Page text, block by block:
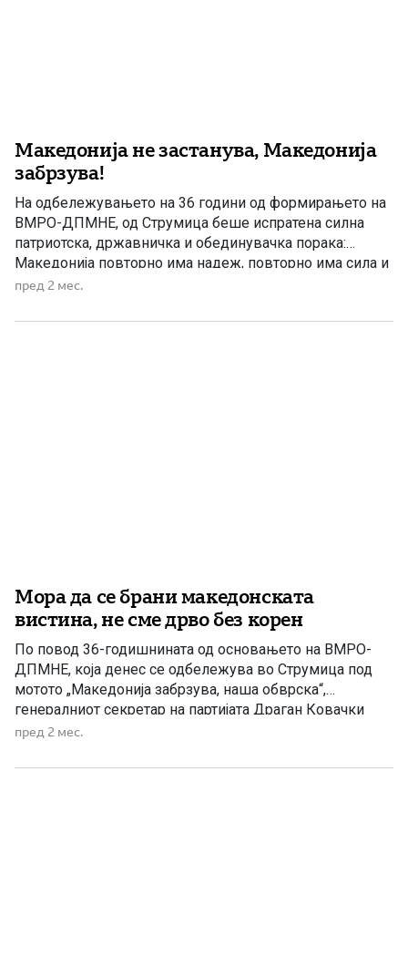
Македонија не застанува, Македонија
забрзува!
На одбележувањето на 36 години од формирањето на
ВМРО-ДПМНЕ, од Струмица беше испратена силна
патриотска, државничка и обединувачка порака:
Македонија повторно има надеж, повторно има сила и
повторно има народ кој верува во себе. Претседателот
својот говор порача дека овој јубилеј не е само
пред 2 мес.
Мора да се брани македонската
вистина, не сме дрво без корен
По повод 36-годишнината од основањето на ВМРО-
ДПМНЕ, која денес се одбележува во Струмица под
мотото „Македонија забрзува, наша обврска“,
генералниот секретар на партијата Драган Ковачки
порача дека ВМРО-ДПМНЕ претставува мост меѓу
држава. Во изјава за Сител телевизија, Ковачки
пред 2 мес.